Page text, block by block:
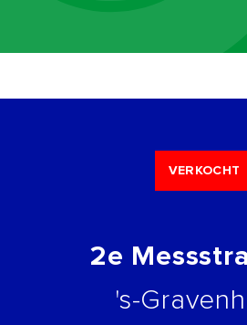
VERKOCHT
2e
's-